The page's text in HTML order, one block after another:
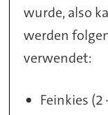
wurde, also
werden
verwendet:
Feinkies